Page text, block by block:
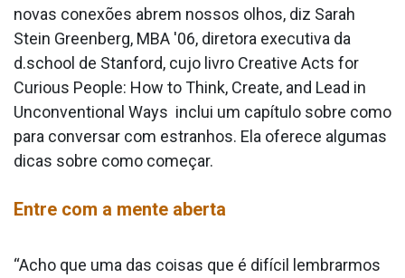
novas conexões abrem nossos olhos, diz Sarah
Stein Greenberg, MBA '06, diretora executiva da
d.school de Stanford, cujo livro Creative Acts for
Curious People: How to Think, Create, and Lead in
Unconventional Ways inclui um capítulo sobre como
para conversar com estranhos. Ela oferece algumas
dicas sobre como começar.
Entre com a mente aberta
“Acho que uma das coisas que é difícil lembrarmos